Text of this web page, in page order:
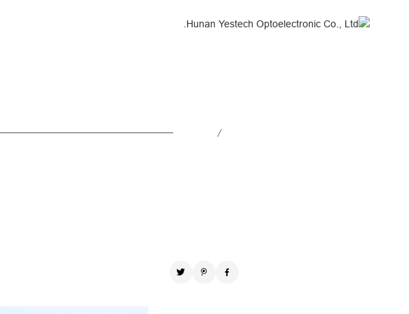
الأخبار/
2024.05.10